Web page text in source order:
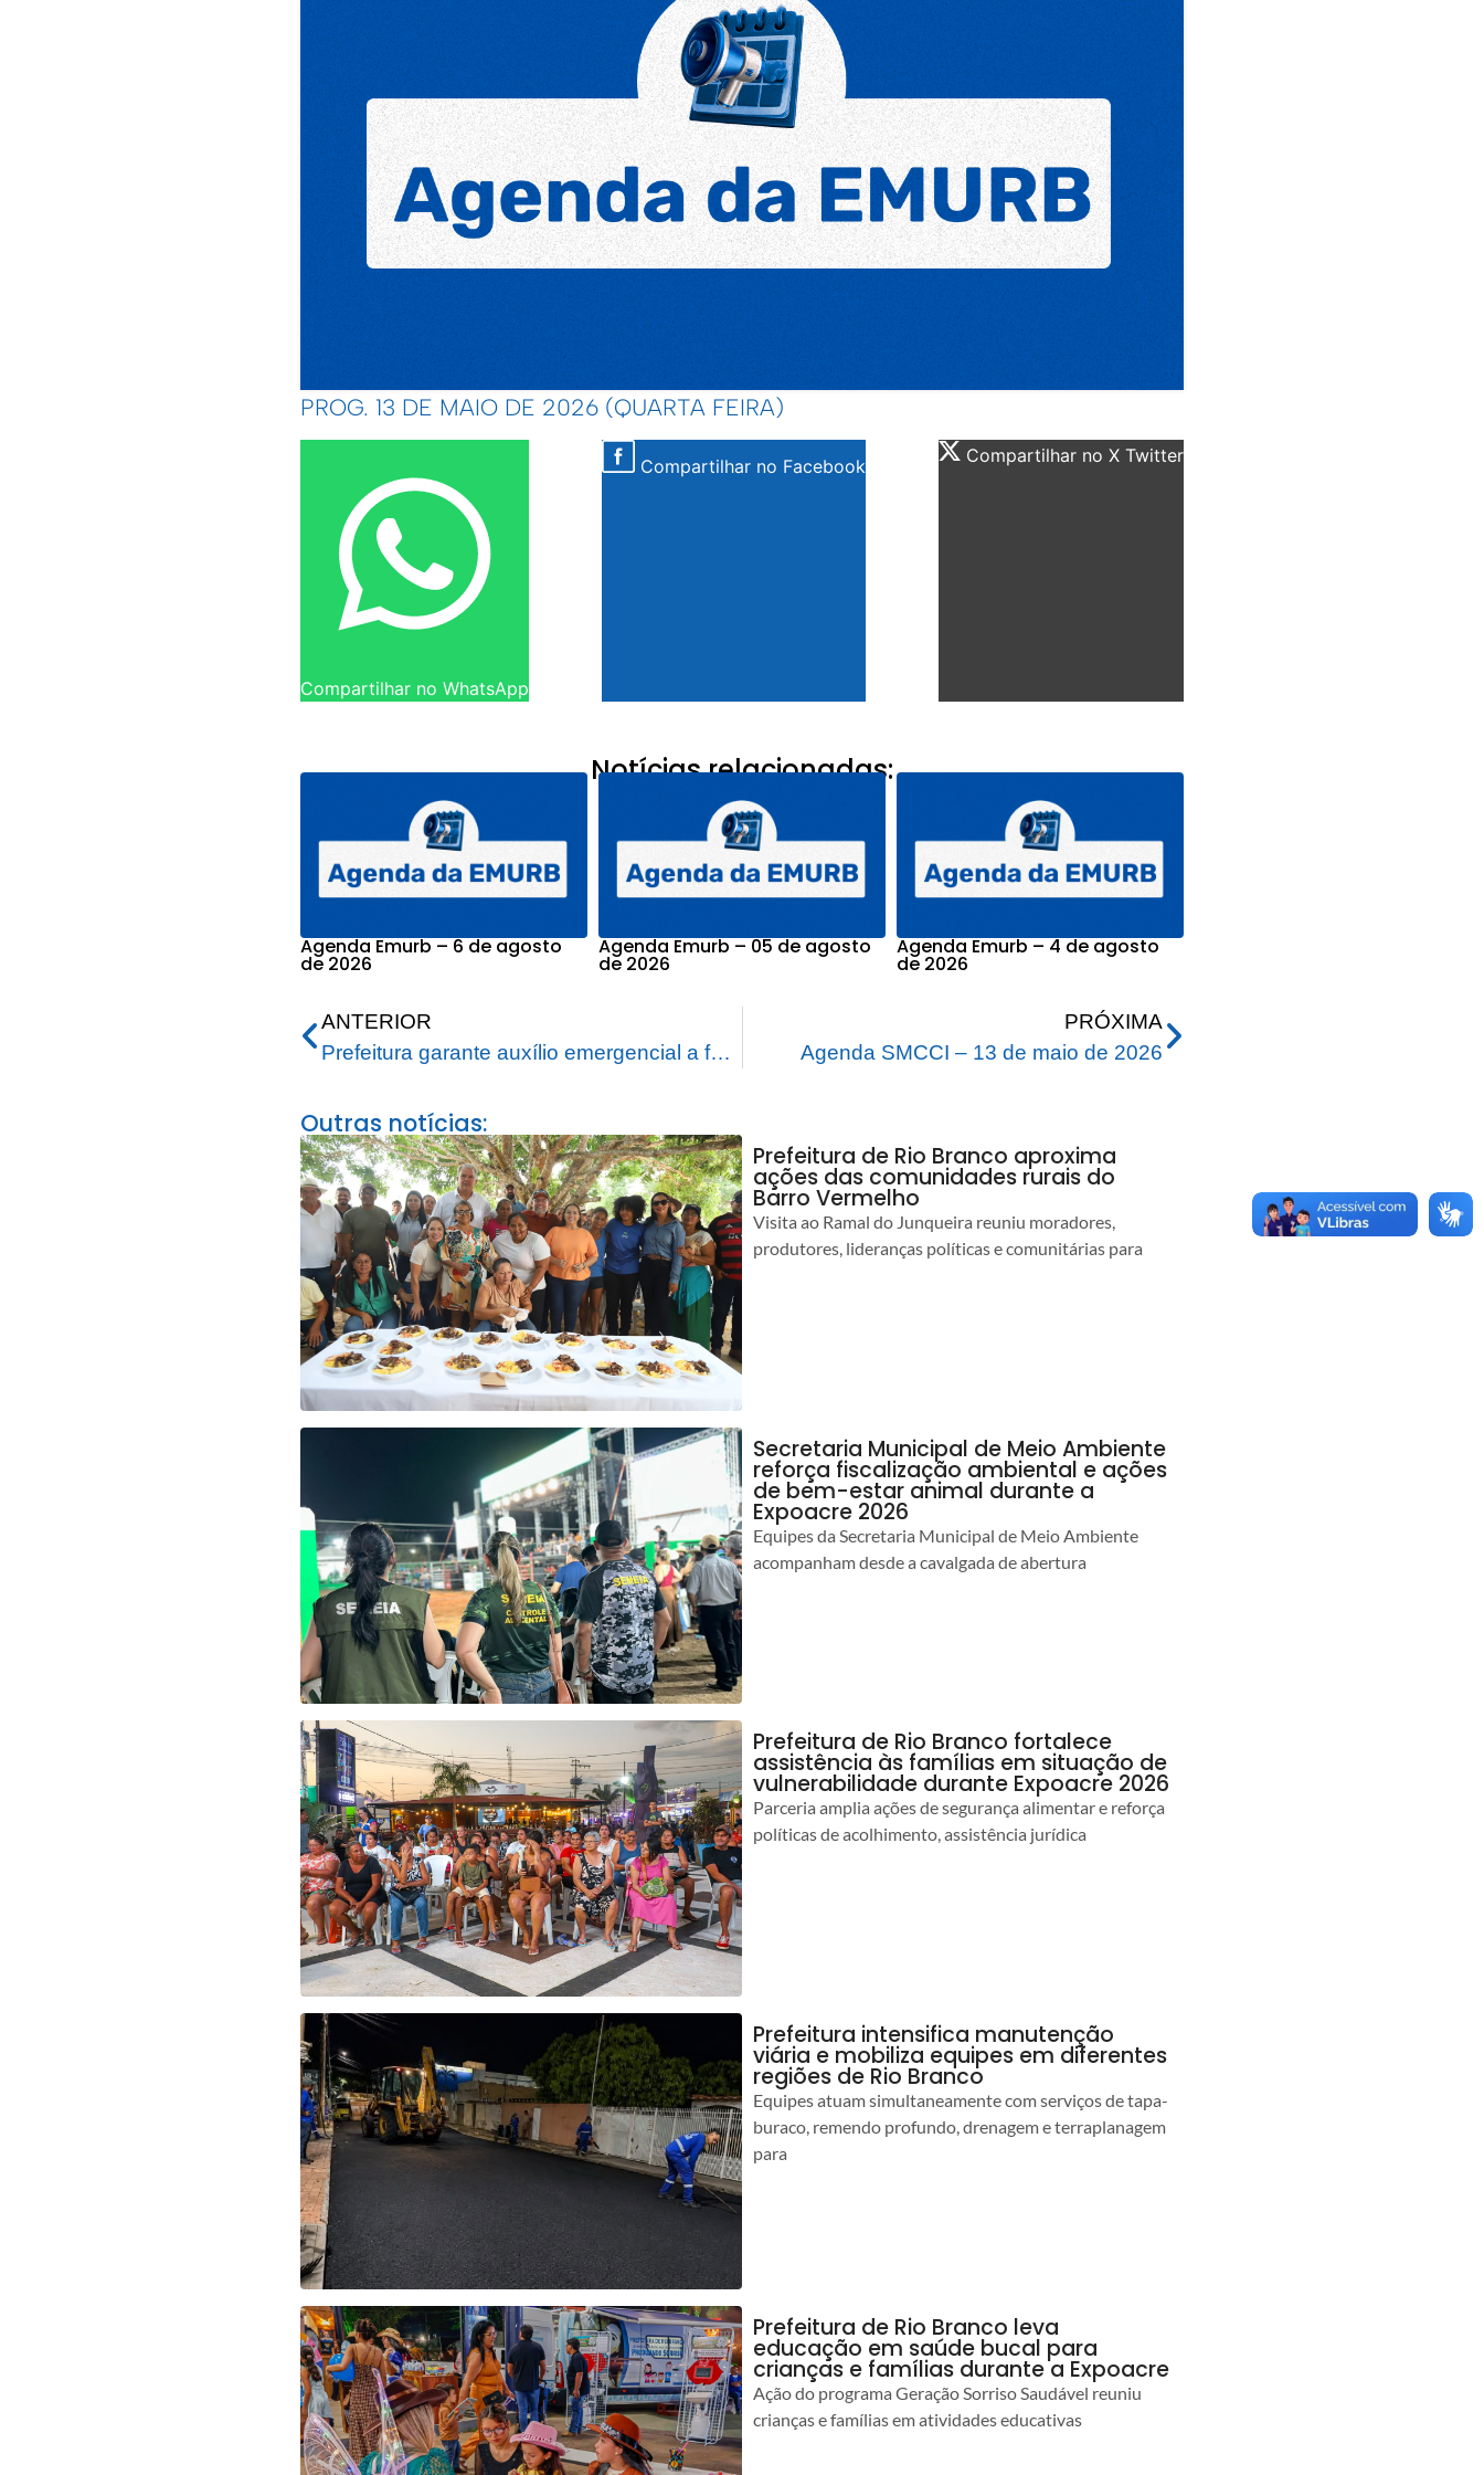
PROG. 13 DE MAIO DE 2026 (QUARTA FEIRA)
Compartilhar no WhatsApp
Compartilhar no Facebook Compartilhar no X Twitter
Notícias relacionadas:
Agenda Emurb – 6 de agosto
de 2026
Agenda Emurb – 05 de agosto
de 2026
Agenda Emurb – 4 de agosto
de 2026
ANTERIOR
Prefeitura garante auxílio emergencial a famílias atingidas por enxurradas e reforça apoio ao esporte
PRÓXIMA
Agenda SMCCI – 13 de maio de 2026
Outras notícias:
Prefeitura de Rio Branco aproxima
ações das comunidades rurais do
Barro Vermelho
Visita ao Ramal do Junqueira reuniu moradores,
produtores, lideranças políticas e comunitárias para
Secretaria Municipal de Meio Ambiente
reforça fiscalização ambiental e ações
de bem-estar animal durante a
Expoacre 2026
Equipes da Secretaria Municipal de Meio Ambiente
acompanham desde a cavalgada de abertura
Prefeitura de Rio Branco fortalece
assistência às famílias em situação de
vulnerabilidade durante Expoacre 2026
Parceria amplia ações de segurança alimentar e reforça
políticas de acolhimento, assistência jurídica
Prefeitura intensifica manutenção
viária e mobiliza equipes em diferentes
regiões de Rio Branco
Equipes atuam simultaneamente com serviços de tapa-
buraco, remendo profundo, drenagem e terraplanagem
para
Prefeitura de Rio Branco leva
educação em saúde bucal para
crianças e famílias durante a Expoacre
Ação do programa Geração Sorriso Saudável reuniu
crianças e famílias em atividades educativas